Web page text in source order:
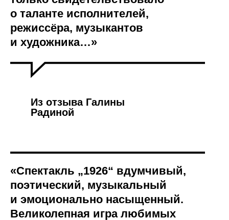
о таланте исполнителей,
режиссёра, музыкантов
и художника…»
Из отзыва Галины
Радиной
«Спектакль „1926“ вдумчивый,
поэтический, музыкальный
и эмоционально насыщенный.
Великолепная игра любимых